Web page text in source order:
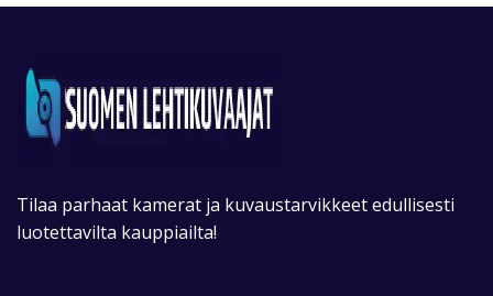
Tilaa parhaat kamerat ja kuvaustarvikkeet edullisesti
luotettavilta kauppiailta!